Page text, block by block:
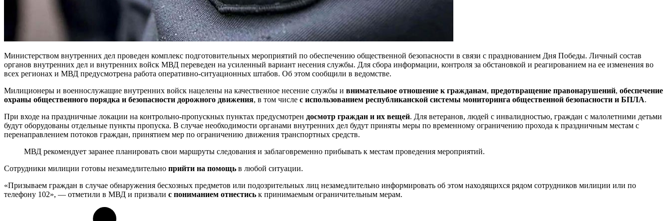
Министерством внутренних дел проведен комплекс подготовительных мероприятий по обеспечению общественной безопасности в связи с празднованием Дня Победы. Личный состав
органов внутренних дел и внутренних войск МВД переведен на усиленный вариант несения службы. Для сбора информации, контроля за обстановкой и реагированием на ее изменения во
всех регионах и МВД предусмотрена работа оперативно-ситуационных штабов. Об этом сообщили в ведомстве.
Милиционеры и военнослужащие внутренних войск нацелены на качественное несение службы и внимательное отношение к гражданам, предотвращение правонарушений, обеспечение
охраны общественного порядка и безопасности дорожного движения, в том числе с использованием республиканской системы мониторинга общественной безопасности и БПЛА.
При входе на праздничные локации на контрольно-пропускных пунктах предусмотрен досмотр граждан и их вещей. Для ветеранов, людей с инвалидностью, граждан с малолетними детьми
будут оборудованы отдельные пункты пропуска. В случае необходимости органами внутренних дел будут приняты меры по временному ограничению прохода к праздничным местам с
перенаправлением потоков граждан, принятием мер по ограничению движения транспортных средств.
МВД рекомендует заранее планировать свои маршруты следования и заблаговременно прибывать к местам проведения мероприятий.
Сотрудники милиции готовы незамедлительно прийти на помощь в любой ситуации.
«Призываем граждан в случае обнаружения бесхозных предметов или подозрительных лиц незамедлительно информировать об этом находящихся рядом сотрудников милиции или по
телефону 102», — отметили в МВД и призвали с пониманием отнестись к принимаемым ограничительным мерам.